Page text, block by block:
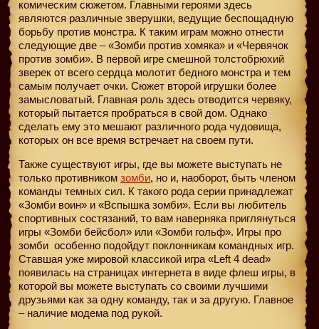
комическим сюжетом. Главными героями здесь
являются различные зверушки, ведущие беспощадную
борьбу против монстра. К таким играм можно отнести
следующие две – «Зомби против хомяка» и «Червячок
против зомби». В первой игре смешной толстобрюхий
зверек от всего сердца молотит бедного монстра и тем
самым получает очки. Сюжет второй игрушки более
замысловатый. Главная роль здесь отводится червяку,
который пытается пробраться в свой дом. Однако
сделать ему это мешают различного рода чудовища,
которых он все время встречает на своем пути.
Также существуют игры, где вы можете выступать не
только противником зомби, но и, наоборот, быть членом
команды темных сил. К такого рода серии принадлежат
«Зомби воин» и «Вспышка зомби». Если вы любитель
спортивных состязаний, то вам наверняка приглянуться
игры «Зомби бейсбол» или «Зомби гольф». Игры про
зомби особенно подойдут поклонникам командных игр.
Ставшая уже мировой классикой игра «Left 4 dead»
появилась на страницах интернета в виде флеш игры, в
которой вы можете выступать со своими лучшими
друзьями как за одну команду, так и за другую. Главное
– наличие модема под рукой.